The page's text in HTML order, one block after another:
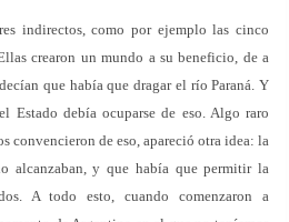
indirectos, como por ejemplo las cinco
crearon un mundo a su beneficio, de a
que había que dragar el río Paraná. Y
Estado debía ocuparse de eso. Algo raro
convencieron de eso, apareció otra idea: la
alcanzaban, y que había que permitir la
A todo esto, cuando comenzaron a